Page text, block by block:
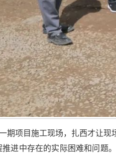
期项目施工现场，扎西才让
进中存在的实际困难和问题